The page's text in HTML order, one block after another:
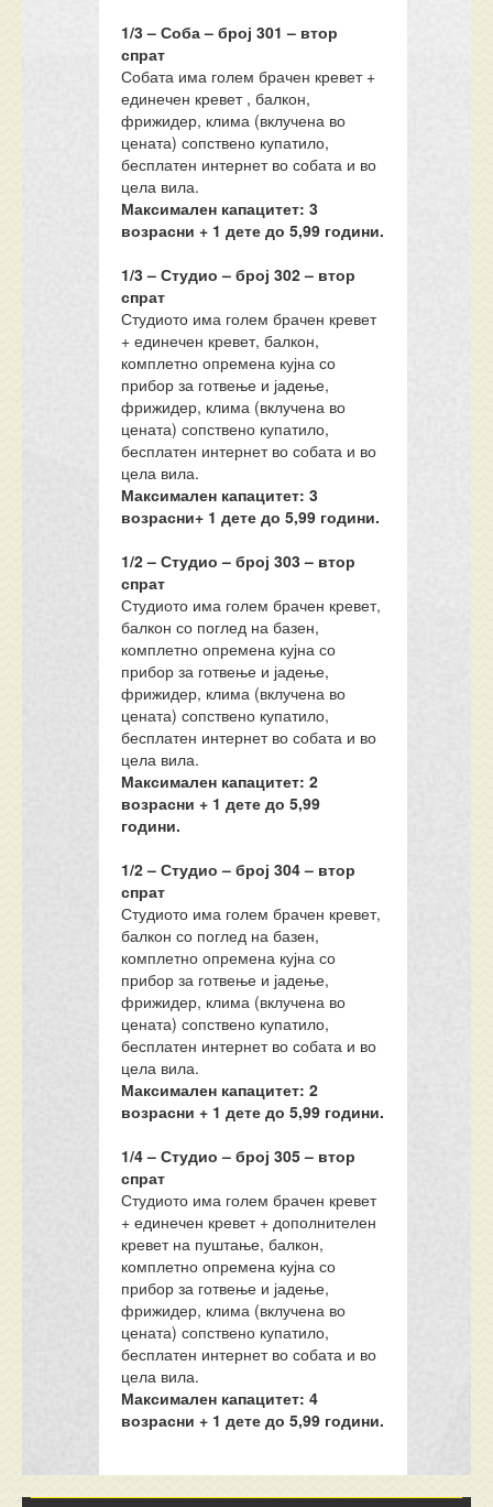
1/3– Соба – број 301 – втор
спрат
Собата има голем брачен кревет +
единечен кревет , балкон,
фрижидер, клима (вклучена во
цената) сопствено купатило,
бесплатен интернет во собата и во
цела вила.
Максимален капацитет: 3
возрасни + 1 дете до5,99 години.
1/3 – Студио–број 302 – втор
спрат
Студиото има голем брачен кревет
+ единечен кревет, балкон,
комплетно опремена кујна со
прибор за готвење и јадење,
фрижидер, клима (вклучена во
цената) сопствено купатило,
бесплатен интернет во собата и во
цела вила.
Максимален капацитет: 3
возрасни+ 1 дете до 5,99 години.
1/2 – Студио– број 303 – втор
спрат
Студиото има голем брачен кревет,
балкон со поглед на базен,
комплетно опремена кујна со
прибор за готвење и јадење,
фрижидер, клима (вклучена во
цената) сопствено купатило,
бесплатен интернет во собата и во
цела вила.
Максимален капацитет: 2
возрасни + 1 дете до 5,99
години.
1/2 – Студио– број 304– втор
спрат
Студиото има голем брачен кревет,
балкон со поглед на базен,
комплетно опремена кујна со
прибор за готвење и јадење,
фрижидер, клима (вклучена во
цената) сопствено купатило,
бесплатен интернет во собата и во
цела вила.
Максимален капацитет: 2
возрасни + 1 дете до 5,99 години.
1/4 – Студио – број 305 – втор
спрат
Студиото има голем брачен кревет
+ единечен кревет + дополнителен
кревет на пуштање, балкон,
комплетно опремена кујна со
прибор за готвење и јадење,
фрижидер, клима (вклучена во
цената) сопствено купатило,
бесплатен интернет во собата и во
цела вила.
Максимален капацитет: 4
возрасни + 1 дете до5,99 години.